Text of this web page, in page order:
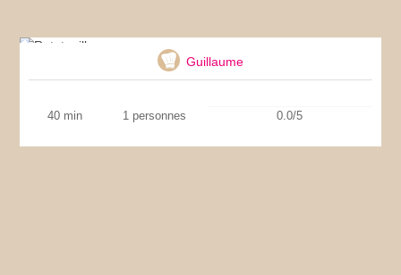
Guillaume
40 min 1 personnes 0.0/5